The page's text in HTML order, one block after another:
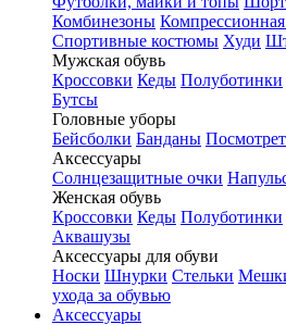
Комбинезоны
Спортивные костюмы Худи
Мужская обувь
Кроссовки Кеды Полуботинки
Бутсы
Головные уборы
Бейсболки Банданы
Аксессуары
Солнцезащитные очки
Женская обувь
Кроссовки Кеды Полуботинки
Аквашузы
Аксессуары для обуви
Носки Шнурки Стельки
ухода за обувью
Аксессуары